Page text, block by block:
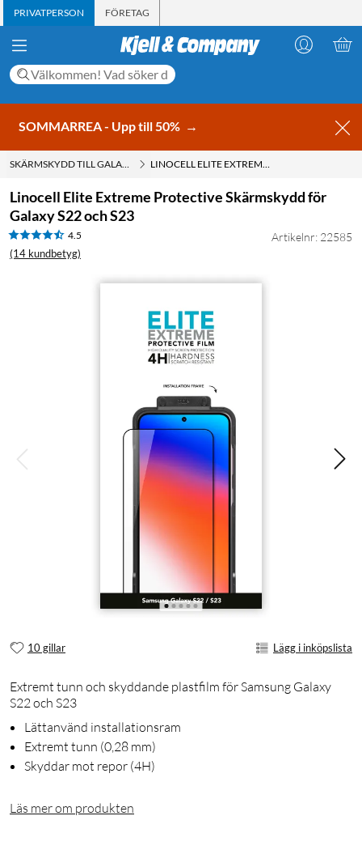
PRIVATPERSON FÖRETAG
SOMMARREA - Upp till 50% →
SKÄRMSKYDD TILL GALAXY S22 LINOCELL ELITE EXTREME PROTECTIVE SKÄRMSKYDD FÖR GALAXY S22 OCH S23
Linocell Elite Extreme Protective Skärmskydd för
Galaxy S22 och S23
4.5
(14 kundbetyg)
Artikelnr: 22585
10 gillar Lägg i inköpslista
Extremt tunn och skyddande plastfilm för Samsung Galaxy
S22 och S23
Lättanvänd installationsram
Extremt tunn (0,28 mm)
Skyddar mot repor (4H)
Läs mer om produkten